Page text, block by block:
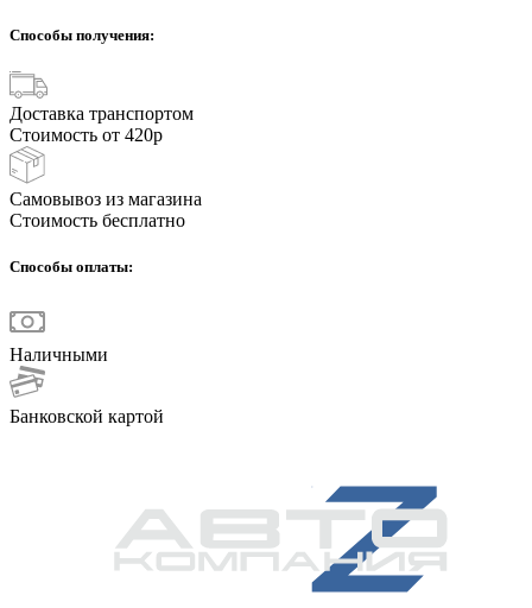
Способы получения:
Доставка транспортом
Стоимость от 420р
Самовывоз из магазина
Стоимость бесплатно
Способы оплаты:
Наличными
Банковской картой